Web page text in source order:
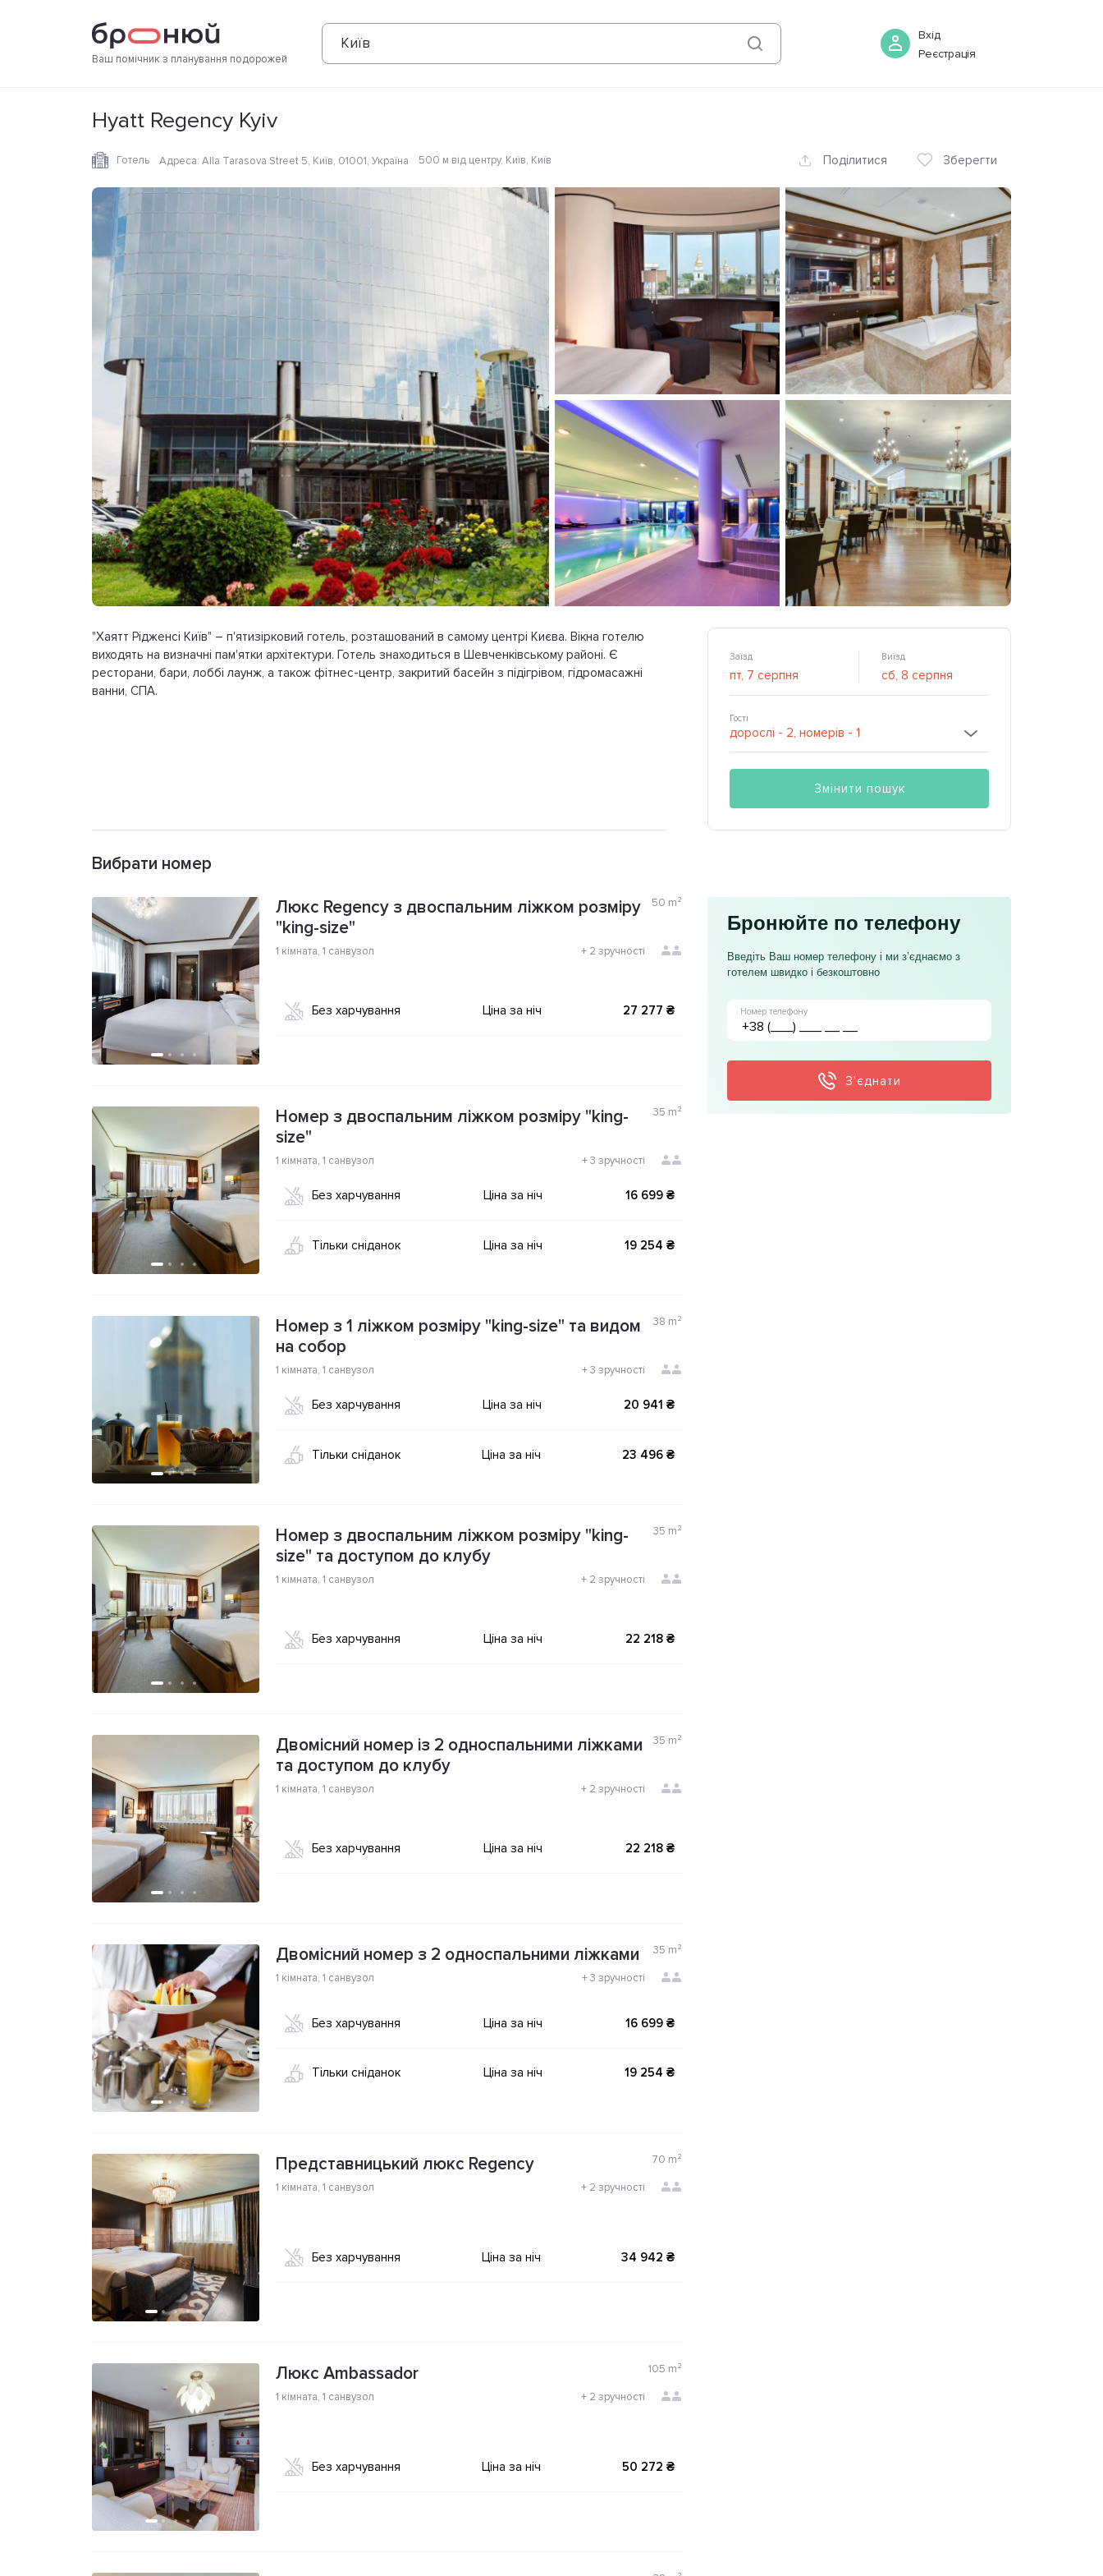
Ваш помічник з планування подорожей
Київ
Вхід
Реєстрація
Фотографії Зручності Розташування 07 серпня Бронювати
Hyatt Regency Kyiv
Готель Адреса: Alla Tarasova Street 5, Київ, 01001, Україна 500 м від центру, Київ, Київ Поділитися Зберегти
"Хаятт Рідженсі Київ" – п'ятизірковий готель, розташований в самому центрі Києва. Вікна готелю
виходять на визначні пам'ятки архітектури. Готель знаходиться в Шевченківському районі. Є
ресторани, бари, лоббі лаунж, а також фітнес-центр, закритий басейн з підігрівом, гідромасажні
ванни, СПА.
Заїзд Виїзд
Гості
Змінити пошук
Вибрати номер
Люкс Regency з двоспальним ліжком розміру
"king-size"
50 m²
1 кімната, 1 санвузол + 2 зручності
Без харчування Ціна за ніч 27 277 ₴
Номер з двоспальним ліжком розміру "king-
size"
35 m²
1 кімната, 1 санвузол +3 зручності
Без харчування Ціна за ніч 16 699 ₴
Тільки сніданок Ціна за ніч 19 254 ₴
Номер з 1 ліжком розміру "king-size" та видом
на собор
38 m²
1 кімната, 1 санвузол +3 зручності
Без харчування Ціна за ніч 20 941 ₴
Тільки сніданок Ціна за ніч 23 496 ₴
Номер з двоспальним ліжком розміру "king-
size" та доступом до клубу
35 m²
1 кімната, 1 санвузол + 2 зручності
Без харчування Ціна за ніч 22 218 ₴
Двомісний номер із 2 односпальними ліжками
та доступом до клубу
35 m²
1 кімната, 1 санвузол + 2 зручності
Без харчування Ціна за ніч 22 218 ₴
Двомісний номер з 2 односпальними ліжками 35 m²
1 кімната, 1 санвузол +3 зручності
Без харчування Ціна за ніч 16 699 ₴
Тільки сніданок Ціна за ніч 19 254 ₴
Представницький люкс Regency 70 m²
1 кімната, 1 санвузол + 2 зручності
Без харчування Ціна за ніч 34 942 ₴
Люкс Ambassador 105 m²
1 кімната, 1 санвузол + 2 зручності
Без харчування Ціна за ніч 50 272 ₴
Бронюйте по телефону
Введіть Ваш номер телефону і ми з’єднаємо з
готелем швидко і безкоштовно
Номер телефону
З’єднати